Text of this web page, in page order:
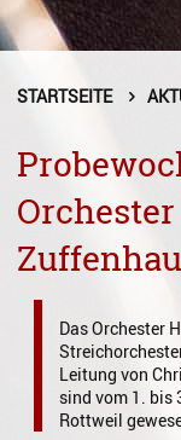
STARTSEITE
Das Orchester
Leitung von
sind vom 1. bis
Rottweil